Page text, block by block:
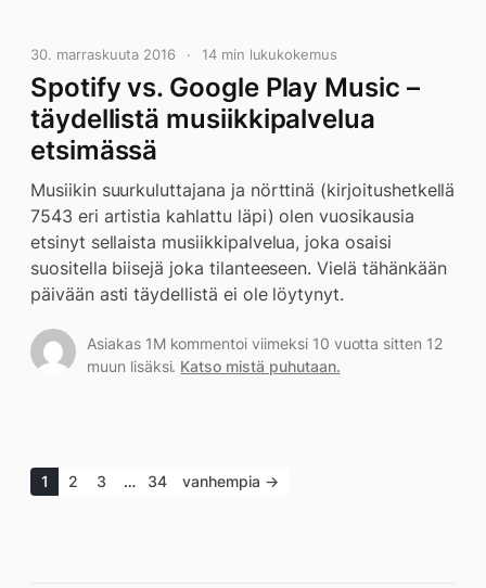
30. marraskuuta 2016 14 min lukukokemus
Spotify vs. Google Play Music –
täydellistä musiikkipalvelua
etsimässä
Musiikin suurkuluttajana ja nörttinä (kirjoitushetkellä
7543 eri artistia kahlattu läpi) olen vuosikausia
etsinyt sellaista musiikkipalvelua, joka osaisi
suositella biisejä joka tilanteeseen. Vielä tähänkään
päivään asti täydellistä ei ole löytynyt.
Asiakas 1M kommentoi viimeksi 10 vuotta sitten 12
muun lisäksi. Katso mistä puhutaan.
1 2 3 … 34 vanhempia →